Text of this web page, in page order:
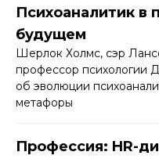
Психоаналитик в
будущем
Шерлок Холмс, сэр
профессор психологии
об эволюции
метафоры
Профессия: HR-